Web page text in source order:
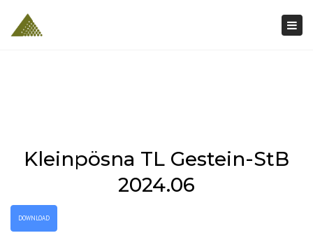
Kleinpösna TL Gestein-StB
2024.06
DOWNLOAD